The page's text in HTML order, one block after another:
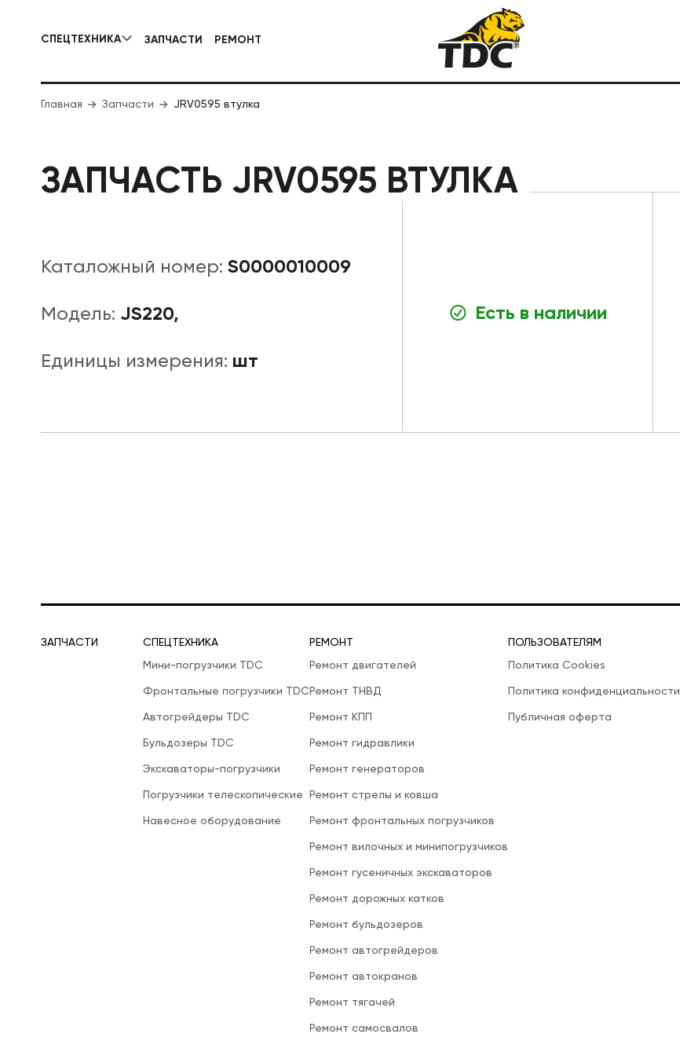
СПЕЦТЕХНИКА
КОММУНАЛЬНАЯ СПЕЦТЕХНИКА
ЗАПЧАСТИ РЕМОНТ
Главная Запчасти JRV0595 втулка
ЗАПЧАСТЬ JRV0595 ВТУЛКА
Каталожный номер: S0000010009
Модель: JS220,
Единицы измерения: шт
Есть в наличии
ЗАПЧАСТИ
СПЕЦТЕХНИКА
Мини-погрузчики TDC
Фронтальные погрузчики TDC
Автогрейдеры TDC
Бульдозеры TDC
Экскаваторы-погрузчики
Погрузчики телескопические
Навесное оборудование
РЕМОНТ
Ремонт двигателей
Ремонт ТНВД
Ремонт КПП
Ремонт гидравлики
Ремонт генераторов
Ремонт стрелы и ковша
Ремонт фронтальных погрузчиков
Ремонт вилочных и минипогрузчиков
Ремонт гусеничных экскаваторов
Ремонт дорожных катков
Ремонт бульдозеров
Ремонт автогрейдеров
Ремонт автокранов
Ремонт тягачей
Ремонт самосвалов
ПОЛЬЗОВАТЕЛЯМ
Политика Cookies
Политика конфиденциальности
Публичная оферта